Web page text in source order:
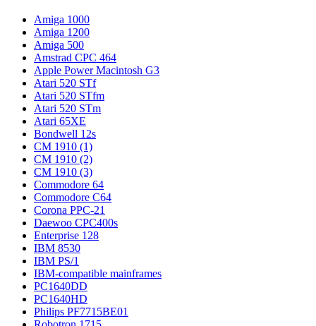
Amiga 1000
Amiga 1200
Amiga 500
Amstrad CPC 464
Apple Power Macintosh G3
Atari 520 STf
Atari 520 STfm
Atari 520 STm
Atari 65XE
Bondwell 12s
CM 1910 (1)
CM 1910 (2)
CM 1910 (3)
Commodore 64
Commodore С64
Corona PPC-21
Daewoo CPC400s
Enterprise 128
IBM 8530
IBM PS/1
IBM-compatible mainframes
PC1640DD
PC1640HD
Philips PF7715BE01